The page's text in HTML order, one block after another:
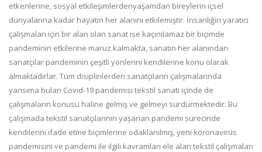
etkenlerine, sosyal etkileşimlerdenyaşamdan bireylerin içsel
dünyalarına kadar hayatın her alanını etkilemiştir. İnsanlığın yaratıcı
çalışmaları için bir alan olan sanat ise kaçınılamaz bir biçimde
pandeminin etkilerine maruz kalmakta, sanatın her alanından
sanatçılar pandeminin çeşitli yönlerini kendilerine konu olarak
almaktadırlar. Tüm disiplinlerden sanatçıların çalışmalarında
yansıma bulan Covid-19 pandemisi tekstil sanatı içinde de
çalışmaların konusu haline gelmiş ve gelmeyi sürdürmektedir. Bu
çalışmada tekstil sanatçılarının yaşanan pandemi sürecinde
kendilerini ifade etme biçimlerine odaklanılmış, yeni koronavirüs
pandemisini ve pandemi ile ilgili kavramları ele alan tekstil çalışmaları